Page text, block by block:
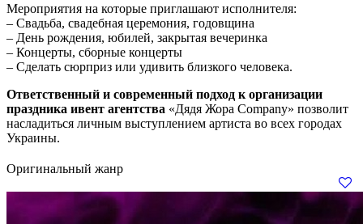
Мероприятия на которые приглашают исполнителя:
– Свадьба, свадебная церемония, годовщина
– День рождения, юбилей, закрытая вечеринка
– Концерты, сборные концерты
– Сделать сюрприз или удивить близкого человека.
Ответственный и современный подход к организации
праздника ивент агентства «Дядя Жора Company» позволит
насладиться личным выступлением артиста во всех городах
Украины.
Оригинальный жанр